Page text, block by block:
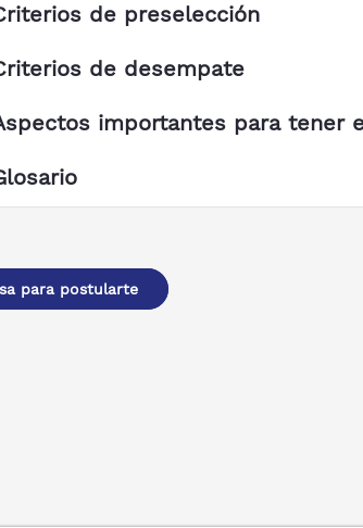
de preselección
de desempate
importantes para tener
para postularte